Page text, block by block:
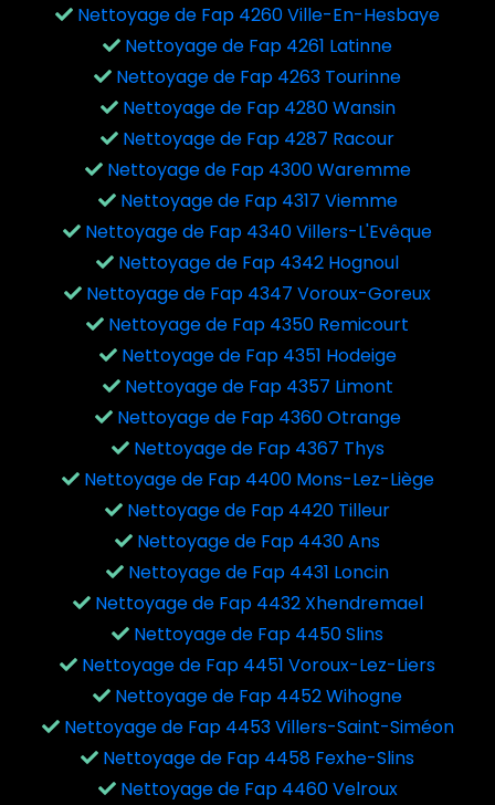
Nettoyage de Fap 4260 Ville-En-Hesbaye
Nettoyage de Fap 4261 Latinne
Nettoyage de Fap 4263 Tourinne
Nettoyage de Fap 4280 Wansin
Nettoyage de Fap 4287 Racour
Nettoyage de Fap 4300 Waremme
Nettoyage de Fap 4317 Viemme
Nettoyage de Fap 4340 Villers-L'Evêque
Nettoyage de Fap 4342 Hognoul
Nettoyage de Fap 4347 Voroux-Goreux
Nettoyage de Fap 4350 Remicourt
Nettoyage de Fap 4351 Hodeige
Nettoyage de Fap 4357 Limont
Nettoyage de Fap 4360 Otrange
Nettoyage de Fap 4367 Thys
Nettoyage de Fap 4400 Mons-Lez-Liège
Nettoyage de Fap 4420 Tilleur
Nettoyage de Fap 4430 Ans
Nettoyage de Fap 4431 Loncin
Nettoyage de Fap 4432 Xhendremael
Nettoyage de Fap 4450 Slins
Nettoyage de Fap 4451 Voroux-Lez-Liers
Nettoyage de Fap 4452 Wihogne
Nettoyage de Fap 4453 Villers-Saint-Siméon
Nettoyage de Fap 4458 Fexhe-Slins
Nettoyage de Fap 4460 Velroux